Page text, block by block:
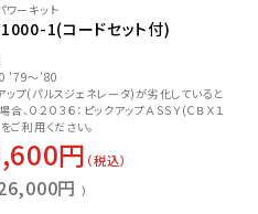
ワーキット
1(コードセット付)
'79～'80
ップ(パルスジェネレータ)が劣化していると
、０２０３６：ピックアップＡＳＳＹ(ＣＢＸ１
ご利用ください。
円 （税込）
円 ）